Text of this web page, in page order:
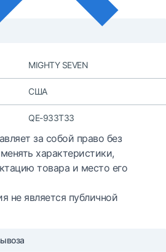
MIGHTY SEVEN
США
QE-933T33
за собой право без
характеристики,
товара и место его
не является публичной